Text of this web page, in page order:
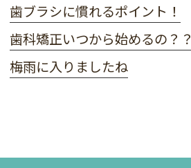
歯ブラシに慣れるポイント！
歯科矯正いつから始めるの？？
梅雨に入りましたね